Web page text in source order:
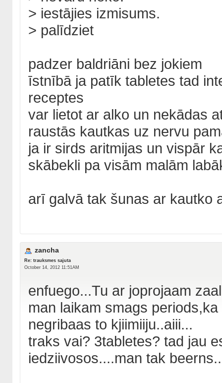
> iestājies izmisums.
> palīdziet
padzer baldriāni bez jokiem
īstnībā ja patīk tabletes tad
receptes
var lietot ar alko un nekādas
raustās kautkas uz nervu
ja ir sirds aritmijas un vispār
skābekli pa visām malām
arī galvā tak šunas ar kautko
zancha
Re: trauksmes sajuta
October 14, 2012 11:51AM
enfuego...Tu ar joprojaam
man laikam smags
negribaas to kjiimiiju..aiii...
traks vai? 3tabletes? tad jau
iedziivosos....man tak